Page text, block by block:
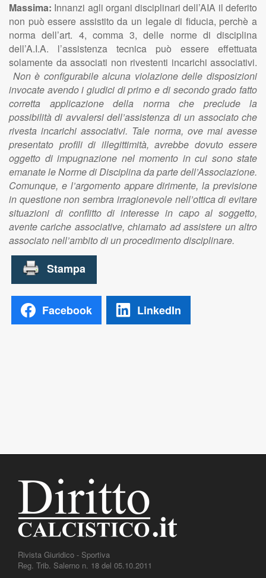
Massima: Innanzi agli organi disciplinari dell’AIA il deferito
non può essere assistito da un legale di fiducia, perchè a
norma dell’art. 4, comma 3, delle norme di disciplina
dell’A.I.A. l’assistenza tecnica può essere effettuata
solamente da associati non rivestenti incarichi associativi.
Non è configurabile alcuna violazione delle disposizioni
invocate avendo i giudici di primo e di secondo grado fatto
corretta applicazione della norma che preclude la
possibilità di avvalersi dell’assistenza di un associato che
rivesta incarichi associativi. Tale norma, ove mai avesse
presentato profili di illegittimità, avrebbe dovuto essere
oggetto di impugnazione nel momento in cui sono state
emanate le Norme di Disciplina da parte dell’Associazione.
Comunque, e l’argomento appare dirimente, la previsione
in questione non sembra irragionevole nell’ottica di evitare
situazioni di conflitto di interesse in capo al soggetto,
avente cariche associative, chiamato ad assistere un altro
associato nell’ambito di un procedimento disciplinare.
Facebook LinkedIn
Rivista Giuridico - Sportiva
Reg. Trib. Salerno n. 18 del 05.10.2011